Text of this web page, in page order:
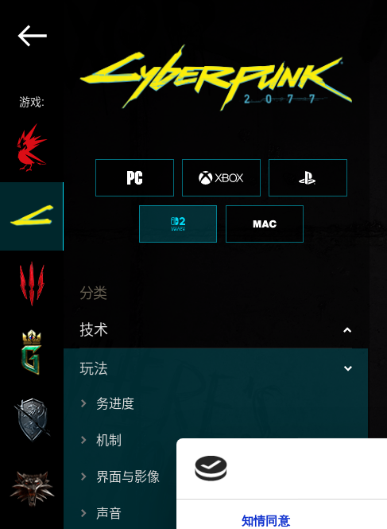
知情同意
游戏:
分类
技术
玩法
务进度
机制
界面与影像
声音